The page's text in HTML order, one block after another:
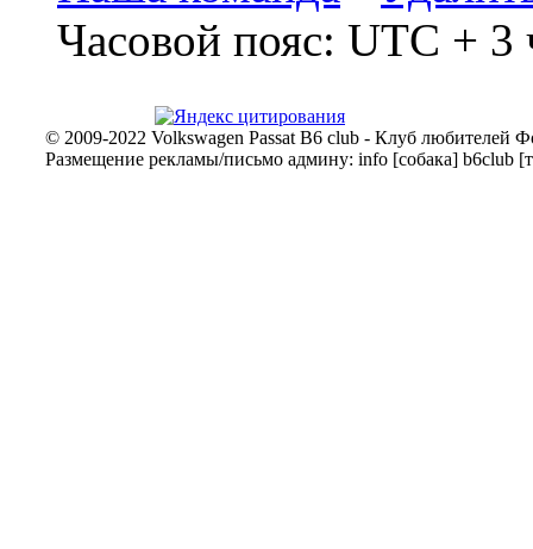
Часовой пояс: UTC + 3
© 2009-2022 Volkswagen Passat B6 club - Клуб любителей
Размещение рекламы/письмо админу: info [собака] b6club